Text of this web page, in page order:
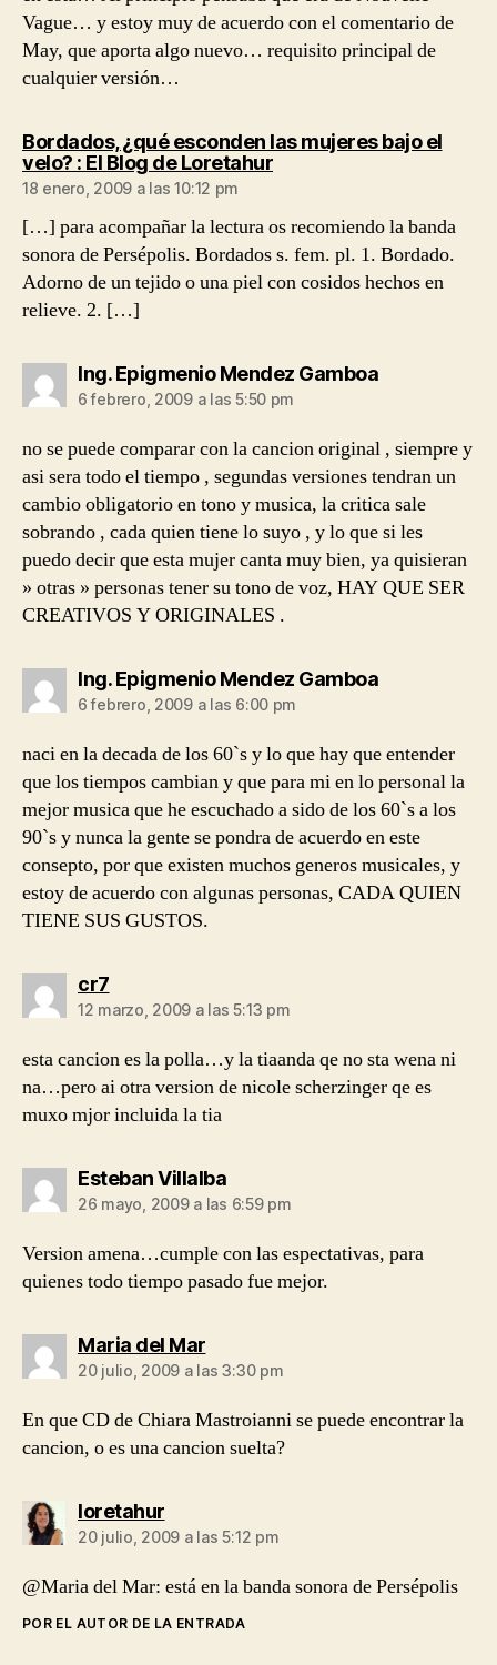
Vague… y estoy muy de acuerdo con el comentario de
May, que aporta algo nuevo… requisito principal de
cualquier versión…
Bordados, ¿qué esconden las mujeres bajo el
velo? : El Blog de Loretahurdice:
18 enero, 2009 a las 10:12 pm
[…] para acompañar la lectura os recomiendo la banda
sonora de Persépolis. Bordados s. fem. pl. 1. Bordado.
Adorno de un tejido o una piel con cosidos hechos en
relieve. 2. […]
Ing. Epigmenio Mendez Gamboadice:
6 febrero, 2009 a las 5:50 pm
no se puede comparar con la cancion original , siempre y
asi sera todo el tiempo , segundas versiones tendran un
cambio obligatorio en tono y musica, la critica sale
sobrando , cada quien tiene lo suyo , y lo que si les
puedo decir que esta mujer canta muy bien, ya quisieran
» otras » personas tener su tono de voz, HAY QUE SER
CREATIVOS Y ORIGINALES .
Ing. Epigmenio Mendez Gamboadice:
6 febrero, 2009 a las 6:00 pm
naci en la decada de los 60`s y lo que hay que entender
que los tiempos cambian y que para mi en lo personal la
mejor musica que he escuchado a sido de los 60`s a los
90`s y nunca la gente se pondra de acuerdo en este
consepto, por que existen muchos generos musicales, y
estoy de acuerdo con algunas personas, CADA QUIEN
TIENE SUS GUSTOS.
cr7dice:
12 marzo, 2009 a las 5:13 pm
esta cancion es la polla…y la tiaanda qe no sta wena ni
na…pero ai otra version de nicole scherzinger qe es
muxo mjor incluida la tia
Esteban Villalbadice:
26 mayo, 2009 a las 6:59 pm
Version amena…cumple con las espectativas, para
quienes todo tiempo pasado fue mejor.
Maria del Mardice:
20 julio, 2009 a las 3:30 pm
En que CD de Chiara Mastroianni se puede encontrar la
cancion, o es una cancion suelta?
loretahurdice:
20 julio, 2009 a las 5:12 pm
@Maria del Mar: está en la banda sonora de Persépolis
POR EL AUTOR DE LA ENTRADA